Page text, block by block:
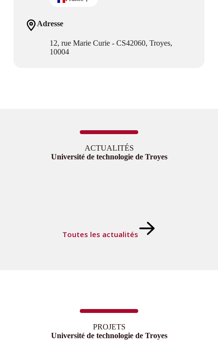
Adresse
12, rue Marie Curie - CS42060, Troyes,
10004
ACTUALITÉS
Université de technologie de Troyes
Toutes les actualités
PROJETS
Université de technologie de Troyes